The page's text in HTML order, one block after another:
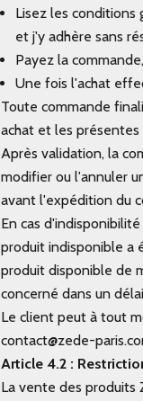
Lisez les conditions
et j'y adhère sans
Payez la
Une fois l'achat
Toute commande
achat et les
Après validation, la
modifier ou l'annuler
avant l'expédition du
En cas
produit indisponible a
produit disponible de
concerné dans un
Le client peut à tout
contact@zede-
Article 4.2 :
La vente des produits